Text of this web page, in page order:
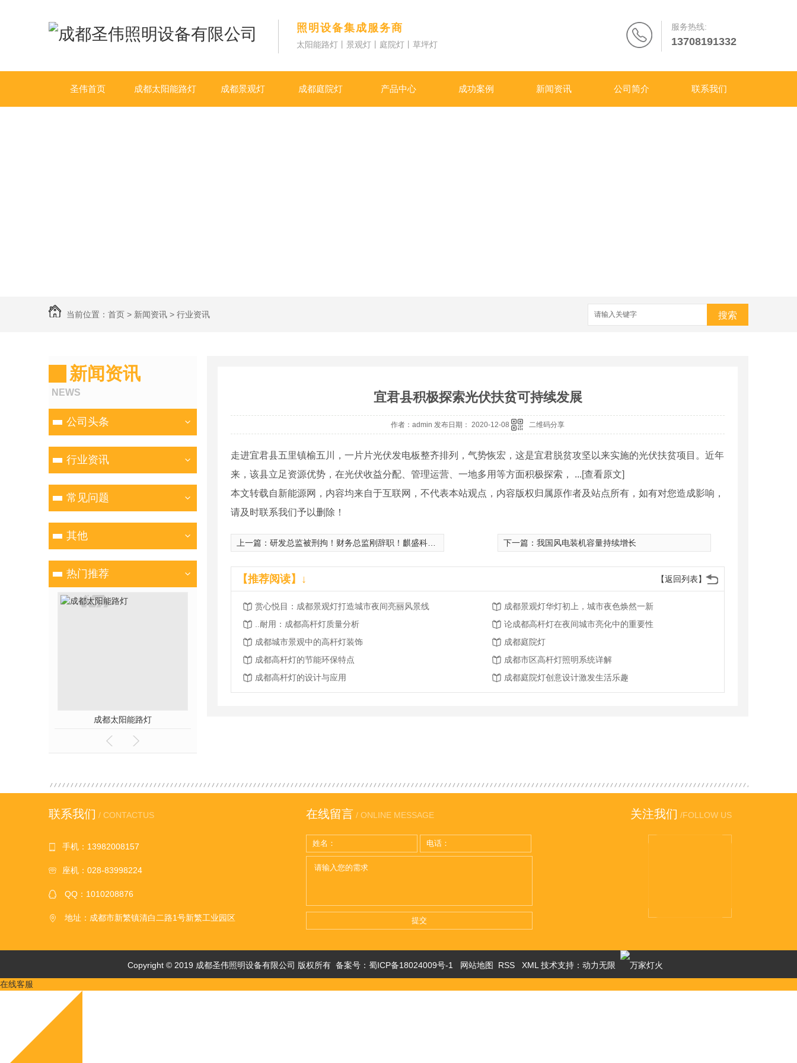
照明设备集成服务商
太阳能路灯丨景观灯丨庭院灯丨草坪灯
服务热线:
13708191332
圣伟首页 成都太阳能路灯 成都景观灯 成都庭院灯 产品中心 成功案例 新闻资讯 公司简介 联系我们
当前位置： 首页 > 新闻资讯 > 行业资讯 搜索
新闻资讯
NEWS
公司头条
行业资讯
常见问题
其他
热门推荐
成都太阳能路灯
宜君县积极探索光伏扶贫可持续发展
作者：admin 发布日期： 2020-12-08 二维码分享
走进宜君县五里镇榆五川，一片片光伏发电板整齐排列，气势恢宏，这是宜君脱贫攻坚以来实施的光伏扶贫项目。近年
来，该县立足资源优势，在光伏收益分配、管理运营、一地多用等方面积极探索， ...[查看原文]
本文转载自新能源网，内容均来自于互联网，不代表本站观点，内容版权归属原作者及站点所有，如有对您造成影响，
请及时联系我们予以删除！
上一篇： 研发总监被刑拘！财务总监刚辞职！麒盛科技生变？ 下一篇： 我国风电装机容量持续增长
【返回列表】
【推荐阅读】↓
赏心悦目：成都景观灯打造城市夜间亮丽风景线
成都景观灯华灯初上，城市夜色焕然一新
..耐用：成都高杆灯质量分析
论成都高杆灯在夜间城市亮化中的重要性
成都城市景观中的高杆灯装饰
成都庭院灯
成都高杆灯的节能环保特点
成都市区高杆灯照明系统详解
成都高杆灯的设计与应用
成都庭院灯创意设计激发生活乐趣
联系我们 / CONTACTUS
手机：13982008157
座机：028-83998224
QQ：1010208876
地址：成都市新繁镇清白二路1号新繁工业园区
在线留言 / ONLINE MESSAGE
提交
关注我们 /FOLLOW US
Copyright © 2019 成都圣伟照明设备有限公司 版权所有 备案号： 蜀ICP备18024009号-1 网站地图 RSS XML 技术支持： 动力无限
在线客服